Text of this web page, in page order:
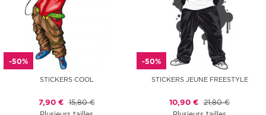
-50%
STICKERS COOL
7,90 € 15,80 €
-50%
STICKERS JEUNE FREESTYLE
10,90 € 21,80 €